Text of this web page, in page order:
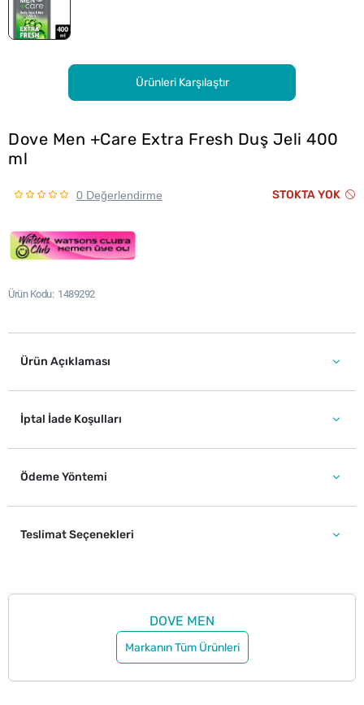
Ürünleri Karşılaştır
Dove Men +Care Extra Fresh Duş Jeli 400
ml
0 Değerlendirme STOKTA YOK
Ürün Kodu 1489292
Ürün Açıklaması
İptal İade Koşulları
Ödeme Yöntemi
Teslimat Seçenekleri
DOVE MEN
Markanın Tüm Ürünleri